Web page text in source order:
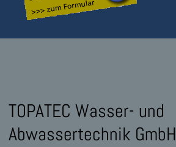
TOPATEC Wasser- und
Abwassertechnik GmbH